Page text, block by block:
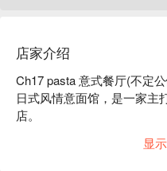
店家介绍
Ch17 pasta 意式餐厅(不定
日式风情意面馆，是一家主
店。
走进 Ch17 pasta，迎接你显